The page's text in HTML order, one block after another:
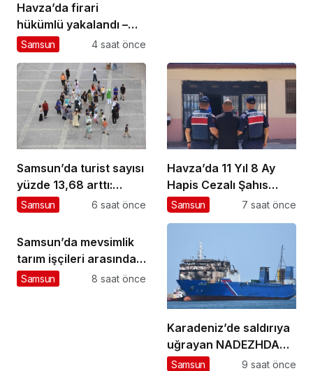
Havza’da firari
hükümlü yakalandı –
Haberler
Samsun 4 saat önce
Samsun’da turist sayısı
yüzde 13,68 arttı:
Almanlar zirvede
Samsun 6 saat önce
Havza’da 11 Yıl 8 Ay
Hapis Cezalı Şahıs
Yakalandı
Samsun 7 saat önce
Samsun’da mevsimlik
tarım işçileri arasında
çıkan kavgada 7 kişi
Samsun 8 saat önce
Karadeniz’de saldırıya
uğrayan NADEZHDA
gemisi Samsun’da
Samsun 9 saat önce